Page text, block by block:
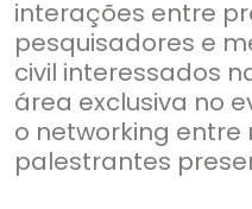
interações entre
pesquisadores e
civil interessados
área exclusiva no
o networking
palestrantes